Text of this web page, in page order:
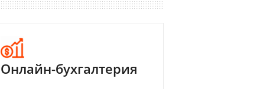
Онлайн-бухгалтерия